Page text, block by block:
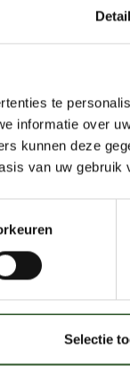
te
informatie over
kunnen deze
van uw gebruik
Selectie
en wandelen
massage als
lichaam en